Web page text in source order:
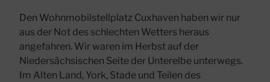
Den Wohnmobilstellplatz Cuxhaven haben wir nur
aus der Not des schlechten Wetters heraus
angefahren. Wir waren im Herbst auf der
Niedersächsischen Seite der Unterelbe unterwegs.
Im Alten Land, York, Stade und Teilen des